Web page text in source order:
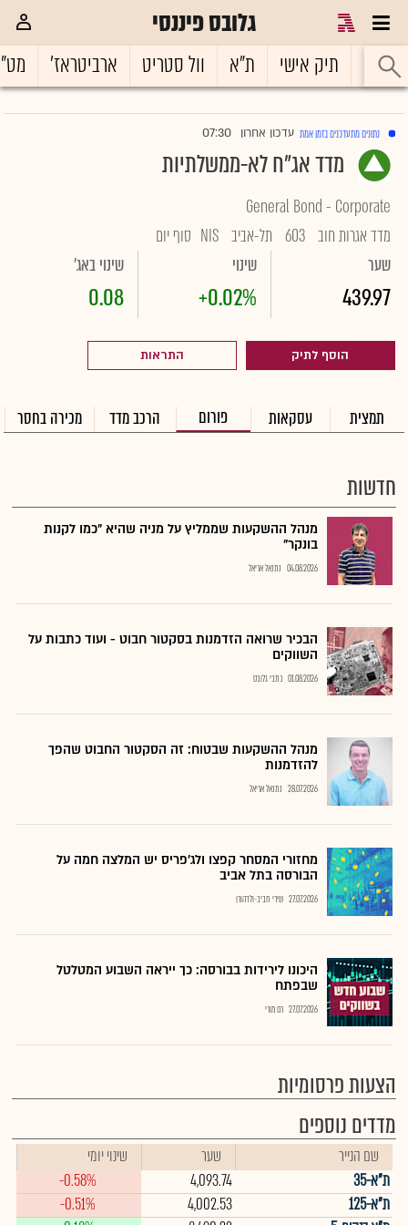
גלובס פיננסי
ראשי תיק אישי ת"א וול סטריט ארביטראז'
נתונים מתעדכנים בזמן אמת |עדכון אחרון 07:30
מדד אג"ח לא-ממשלתיות
General Bond - Corporate
מדד אגרות חוב 603 תל-אביב NIS סוף יום
שער
439.97
שינוי
+0.02%
שינוי באג'
0.08
הוסף לתיק התראות
תמצית עסקאות פורום הרכב מדד מכירה בחסר
חדשות
מנהל ההשקעות שממליץ על מניה שהיא "כמו לקנות
בונקר"
04.08.2026 נתנאל אריאל
הבכיר שרואה הזדמנות בסקטור חבוט - ועוד כתבות על
השווקים
01.08.2026 כתבי גלובס
מנהל ההשקעות שבטוח: זה הסקטור החבוט שהפך
להזדמנות
28.07.2026 נתנאל אריאל
מחזורי המסחר קפצו ולג'פריס יש המלצה חמה על
הבורסה בתל אביב
27.07.2026 שירי חביב-ולדהורן
היכונו לירידות בבורסה: כך ייראה השבוע המטלטל
שבפתח
27.07.2026 רם מורי
הצעות פרסומיות
מדדים נוספים
שם הנייר שער
שינוי יומי
ת"א-35
4,093.74
-0.58%
ת"א-125
4,002.53
-0.51%